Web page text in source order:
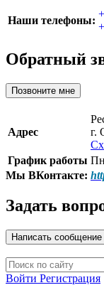
Наши телефоны:
Обратный
Позвоните мне
Адрес
г.
График работы
Мы ВКонтакте:
Задать
Написать сообщение
Войти Регистрация